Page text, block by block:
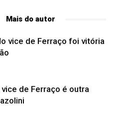
Mais do autor
vice de Ferraço foi vitória
de Ferraço é outra